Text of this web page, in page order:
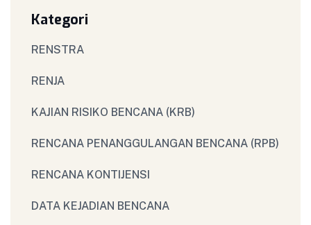
Kategori
RENSTRA
RENJA
KAJIAN RISIKO BENCANA (KRB)
RENCANA PENANGGULANGAN BENCANA (RPB)
RENCANA KONTIJENSI
DATA KEJADIAN BENCANA